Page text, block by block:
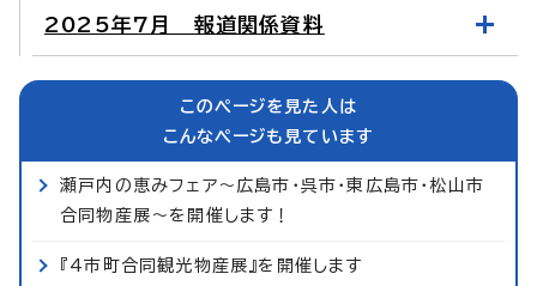
2025年7月 報道関係資料
このページを見た人は
こんなページも見ています
瀬戸内の恵みフェア～広島市・呉市・東広島市・松山市
合同物産展～を開催します！
『4市町合同観光物産展』を開催します